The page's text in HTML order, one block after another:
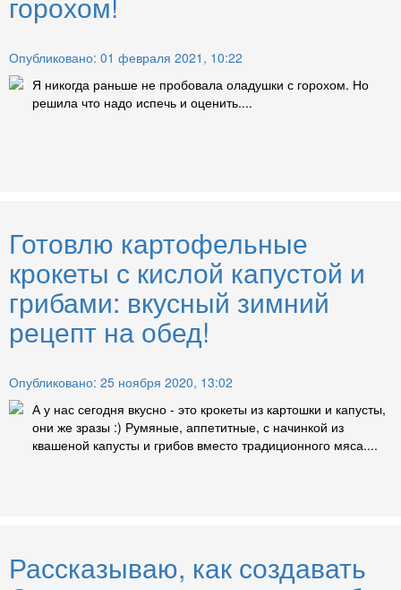
Опубликовано: 01 февраля 2021, 10:22
Я никогда раньше не пробовала оладушки с горохом. Но
решила что надо испечь и оценить....
Готовлю картофельные
крокеты с кислой капустой и
грибами: вкусный зимний
рецепт на обед!
Опубликовано: 25 ноября 2020, 13:02
А у нас сегодня вкусно - это крокеты из картошки и капусты,
они же зразы :) Румяные, аппетитные, с начинкой из
квашеной капусты и грибов вместо традиционного мяса....
Рассказываю, как создавать